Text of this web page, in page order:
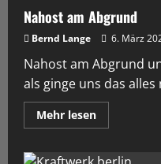
Nahost am Abgrund
Bernd Lange 6. März
Nahost am Abgrund
als ginge uns das alles
Mehr lesen